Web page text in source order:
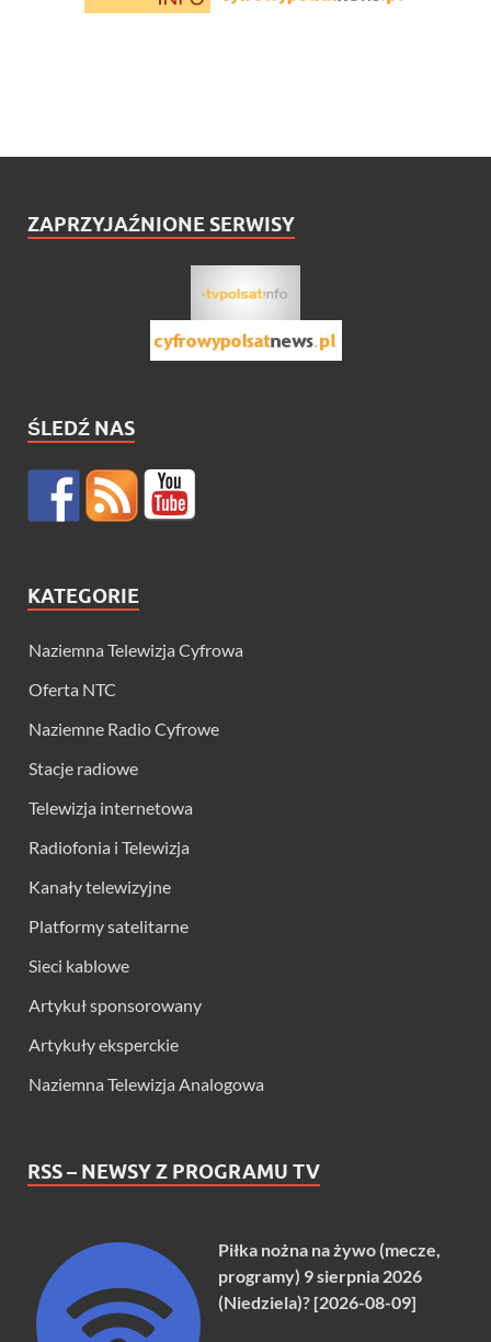
ZAPRZYJAŹNIONE SERWISY
ŚLEDŹ NAS
KATEGORIE
Naziemna Telewizja Cyfrowa
Oferta NTC
Naziemne Radio Cyfrowe
Stacje radiowe
Telewizja internetowa
Radiofonia i Telewizja
Kanały telewizyjne
Platformy satelitarne
Sieci kablowe
Artykuł sponsorowany
Artykuły eksperckie
Naziemna Telewizja Analogowa
RSS – NEWSY Z PROGRAMU TV
Piłka nożna na żywo (mecze,
programy) 9 sierpnia 2026
(Niedziela)? [2026-08-09]